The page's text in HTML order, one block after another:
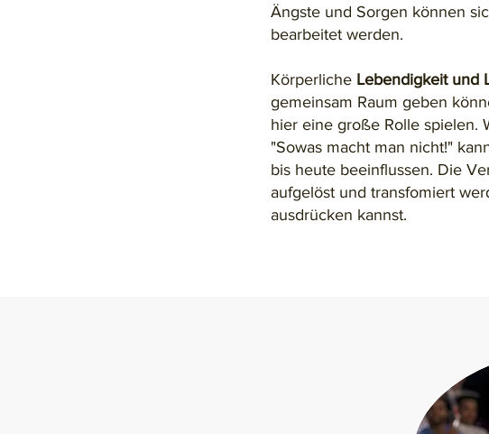
Ängste und Sorgen können
bearbeitet werden.
Körperliche Lebendigkeit und
gemeinsam Raum geben
hier eine große Rolle spielen.
"Sowas macht man nicht!"
bis heute beeinflussen. Die
aufgelöst und transfomiert
ausdrücken kannst.